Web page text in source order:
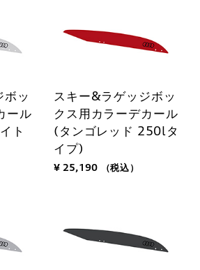
ッ
ール
ト
スキー&ラゲッジボッ
クス用カラーデカール
(タンゴレッド 250lタ
イプ)
¥ 25,190 （税込）